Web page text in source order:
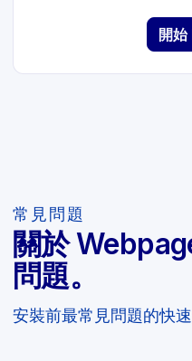
開
常見問題
關於
問題。
安裝前最常見問題的快速